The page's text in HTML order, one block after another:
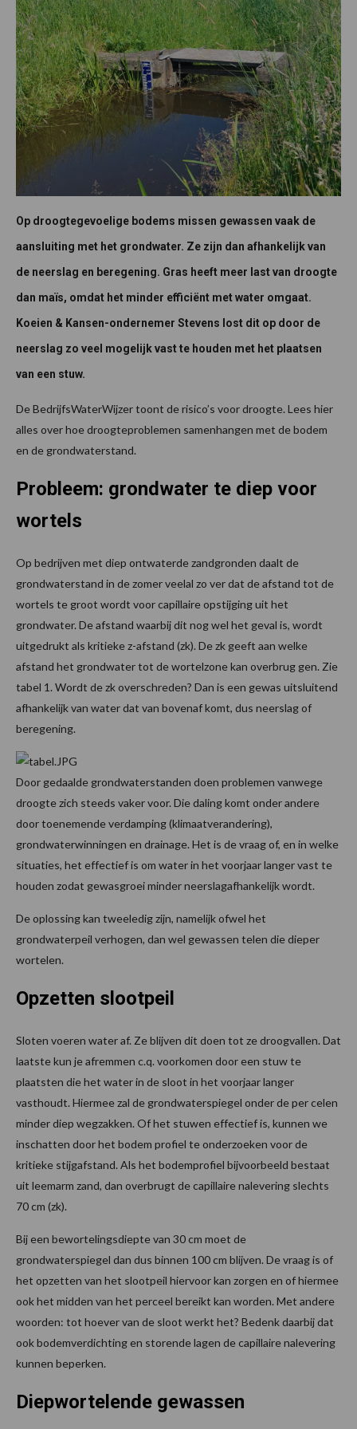
Op droogtegevoelige bodems missen gewassen vaak de
aansluiting met het grondwater. Ze zijn dan afhankelijk van
de neerslag en beregening. Gras heeft meer last van droogte
dan maïs, omdat het minder efficiënt met water omgaat.
Koeien & Kansen-ondernemer Stevens lost dit op door de
neerslag zo veel mogelijk vast te houden met het plaatsen
van een stuw.
De BedrijfsWaterWijzer toont de risico’s voor droogte. Lees hier
alles over hoe droogteproblemen samenhangen met de bodem
en de grondwaterstand.
Probleem: grondwater te diep voor
wortels
Op bedrijven met diep ontwaterde zandgronden daalt de
grondwaterstand in de zomer veelal zo ver dat de afstand tot de
wortels te groot wordt voor capillaire opstijging uit het
grondwater. De afstand waarbij dit nog wel het geval is, wordt
uitgedrukt als kritieke z­-afstand (zk). De zk geeft aan welke
afstand het grondwater tot de wortelzone kan overbrug­ gen. Zie
tabel 1. Wordt de zk overschreden? Dan is een gewas uitsluitend
afhankelijk van water dat van bovenaf komt, dus neerslag of
beregening.
Door gedaalde grondwaterstanden doen problemen vanwege
droogte zich steeds vaker voor. Die daling komt onder andere
door toenemende verdamping (klimaatverandering),
grondwaterwinningen en drainage. Het is de vraag of, en in welke
situaties, het effectief is om water in het voorjaar langer vast te
houden zodat gewasgroei minder neerslagafhankelijk wordt.
De oplossing kan tweeledig zijn, namelijk ofwel het
grondwaterpeil verhogen, dan wel gewassen telen die dieper
wortelen.
Opzetten slootpeil
Sloten voeren water af. Ze blijven dit doen tot ze droogvallen. Dat
laatste kun je afremmen c.q. voorkomen door een stuw te
plaatsten die het water in de sloot in het voorjaar langer
vasthoudt. Hiermee zal de grondwaterspiegel onder de per­ celen
minder diep wegzakken. Of het stuwen effectief is, kunnen we
inschatten door het bodem­ profiel te onderzoeken voor de
kritieke stijgafstand. Als het bodemprofiel bijvoorbeeld bestaat
uit leemarm zand, dan overbrugt de capillaire nalevering slechts
70 cm (zk).
Bij een bewortelingsdiepte van 30 cm moet de
grondwaterspiegel dan dus binnen 100 cm blijven. De vraag is of
het opzetten van het slootpeil hiervoor kan zorgen en of hiermee
ook het midden van het perceel bereikt kan worden. Met andere
woorden: tot hoever van de sloot werkt het? Bedenk daarbij dat
ook bodemverdichting en storende lagen de capillaire nalevering
kunnen beperken.
Diepwortelende gewassen